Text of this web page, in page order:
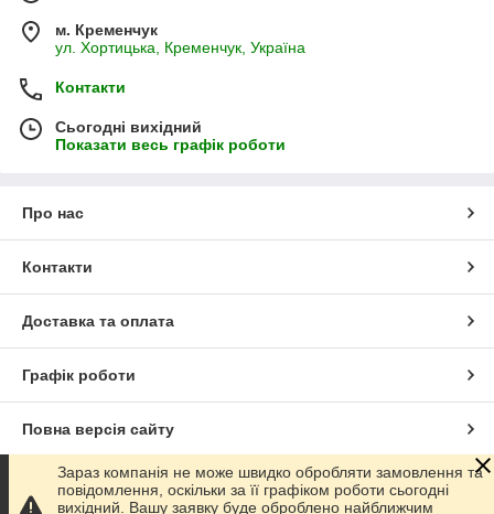
м. Кременчук
ул. Хортицька, Кременчук, Україна
Контакти
Сьогодні вихідний
Показати весь графік роботи
Про нас
Контакти
Доставка та оплата
Графік роботи
Повна версія сайту
Сайт створено на маркетплейсіProm.ua
Зараз компанія не може швидко обробляти замовлення та
повідомлення, оскільки за її графіком роботи сьогодні
вихідний. Вашу заявку буде оброблено найближчим